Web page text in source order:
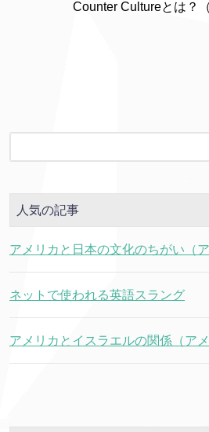
Counter Cultureとは？
人気の記事
アメリカと日本の文化のちがい（ア
ネットで使われる英語スラング
アメリカとイスラエルの関係（ア